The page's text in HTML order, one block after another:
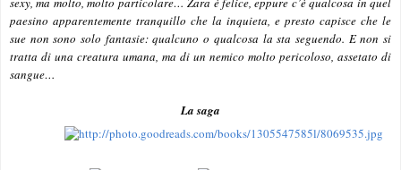
paesino apparentemente tranquillo che la inquieta, e presto capisce che le
sue non sono solo fantasie: qualcuno o qualcosa la sta seguendo. E non si
tratta di una creatura umana, ma di un nemico molto pericoloso, assetato di
sangue…
La saga